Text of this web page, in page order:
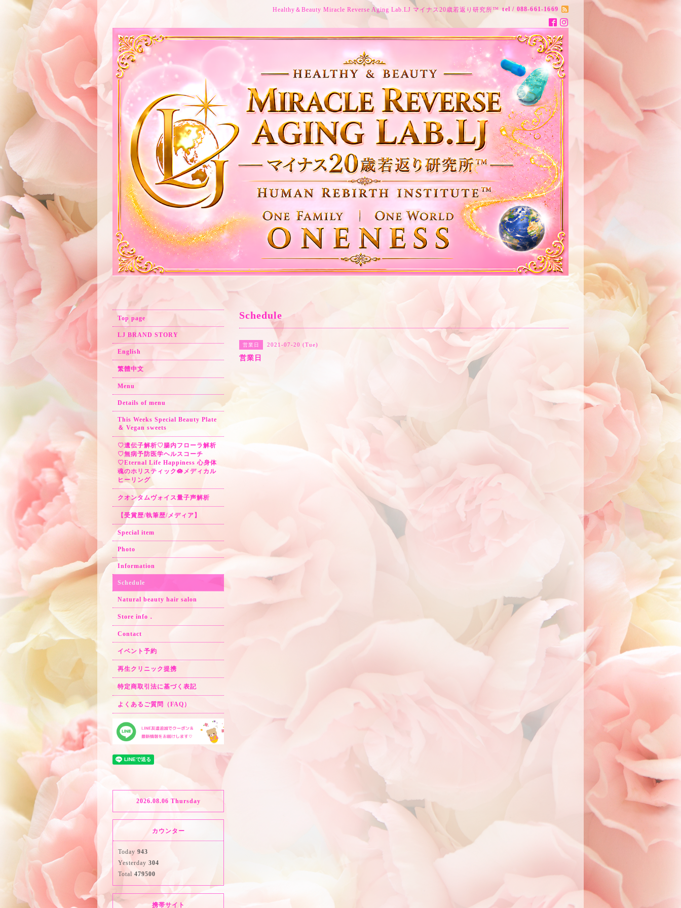
Healthy＆Beauty Miracle Reverse Aging Lab.LJ マイナス20歳若返り研究所™ tel / 088-661-1669
Schedule
営業日 2021-07-20 (Tue)
営業日
Top page
LJ BRAND STORY
English
繁體中文
Menu
Details of menu
This Weeks Special Beauty Plate
＆ Vegan sweets
♡遺伝子解析♡腸内フローラ解析
♡無病予防医学ヘルスコーチ
♡Eternal Life Happiness 心身体
魂のホリスティック🪷メディカル
ヒーリング
クオンタムヴォイス量子声解析
【受賞歴/執筆歴/メディア】
Special item
Photo
Information
Schedule
Natural beauty hair salon
Store info．
Contact
イベント予約
再生クリニック提携
特定商取引法に基づく表記
よくあるご質問（FAQ）
2026.08.06 Thursday
カウンター
Today 943
Yesterday 304
Total 479500
携帯サイト